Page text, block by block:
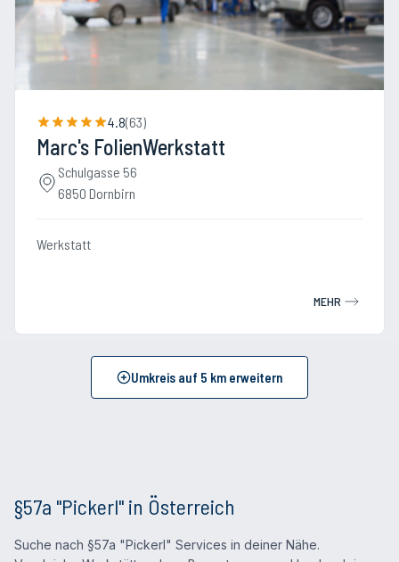
4.8(63)
Marc's FolienWerkstatt
Schulgasse 56
6850 Dornbirn
Werkstatt
MEHR
Umkreis auf 5 km erweitern
§57a "Pickerl" in Österreich
Suche nach §57a "Pickerl" Services in deiner Nähe.